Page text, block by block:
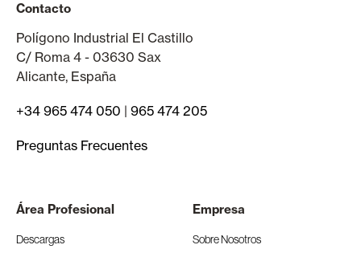
Contacto
Polígono Industrial El Castillo
C/ Roma 4 - 03630 Sax
Alicante, España
+34 965 474 050 | 965 474 205
Preguntas Frecuentes
Área Profesional
Descargas
Empresa
Sobre Nosotros